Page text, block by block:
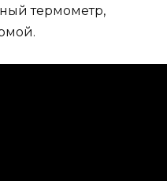
термометр,